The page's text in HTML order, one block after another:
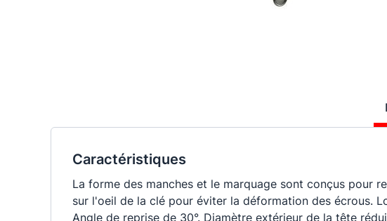
Caractéristiques
La forme des manches et le marquage sont conçus pour
sur l'oeil de la clé pour éviter la déformation des écrous.
Angle de reprise de 30°. Diamètre extérieur de la tête